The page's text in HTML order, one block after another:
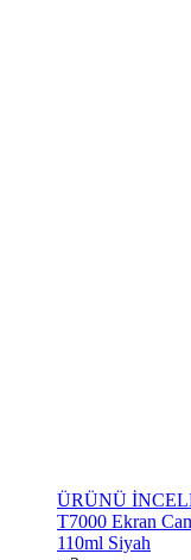
ÜRÜNÜ
T7000 Ekran
110ml Siyah